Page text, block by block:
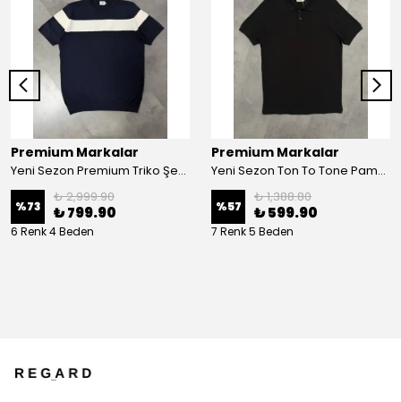
Premium Markalar
Yeni Sezon Premium Triko Şeritli T-shirt
%73
₺ 2,999.90
₺ 799.90
6 Renk 4 Beden
Premium Markalar
Yeni Sezon Ton To Tone Pamuk Pike Polo Yaka
%57
₺ 1,388.80
₺ 599.90
7 Renk 5 Beden